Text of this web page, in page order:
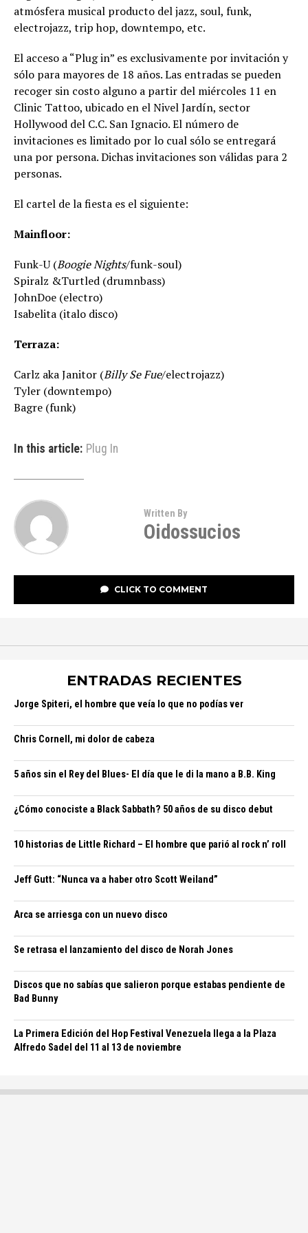
atmósfera musical producto del jazz, soul, funk,
electrojazz, trip hop, downtempo, etc.
El acceso a “Plug in” es exclusivamente por invitación y
sólo para mayores de 18 años. Las entradas se pueden
recoger sin costo alguno a partir del miércoles 11 en
Clinic Tattoo, ubicado en el Nivel Jardín, sector
Hollywood del C.C. San Ignacio. El número de
invitaciones es limitado por lo cual sólo se entregará
una por persona. Dichas invitaciones son válidas para 2
personas.
El cartel de la fiesta es el siguiente:
Mainfloor:
Funk-U (Boogie Nights/funk-soul)
Spiralz &Turtled (drumnbass)
JohnDoe (electro)
Isabelita (italo disco)
Terraza:
Carlz aka Janitor (Billy Se Fue/electrojazz)
Tyler (downtempo)
Bagre (funk)
In this article: Plug In
Written By
Oidossucios
CLICK TO COMMENT
ENTRADAS RECIENTES
Jorge Spiteri, el hombre que veía lo que no podías ver
Chris Cornell, mi dolor de cabeza
5 años sin el Rey del Blues- El día que le di la mano a B.B. King
¿Cómo conociste a Black Sabbath? 50 años de su disco debut
10 historias de Little Richard – El hombre que parió al rock n’ roll
Jeff Gutt: “Nunca va a haber otro Scott Weiland”
Arca se arriesga con un nuevo disco
Se retrasa el lanzamiento del disco de Norah Jones
Discos que no sabías que salieron porque estabas pendiente de
Bad Bunny
La Primera Edición del Hop Festival Venezuela llega a la Plaza
Alfredo Sadel del 11 al 13 de noviembre